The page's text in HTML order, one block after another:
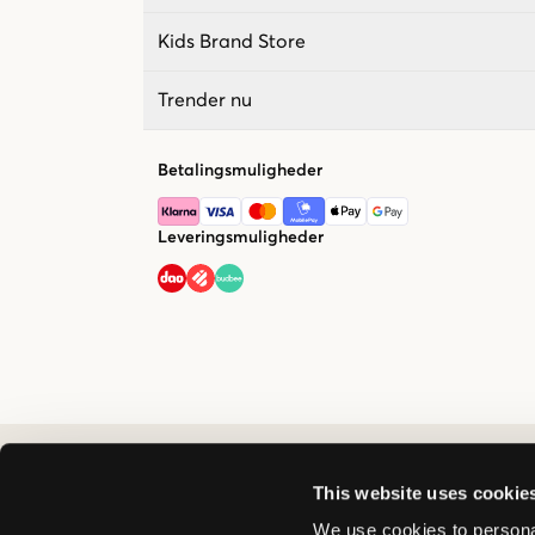
This website uses
We use cookies to
Kids Brand Store
Trender nu
Betalingsmuligheder
Leveringsmuligheder